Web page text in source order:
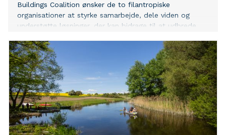
Buildings Coalition ønsker de to filantropiske
organisationer at styrke samarbejde, dele viden og
understøtte løsninger, der kan bidrage til at udbrede